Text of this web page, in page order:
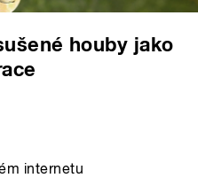
houby jako
internetu